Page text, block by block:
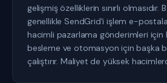
gelişmiş özelliklerin sınırlı olmasıdır.
genellikle SendGrid'i işlem e-
hacimli pazarlama gönderimleri için
besleme ve otomasyon için başka
çalıştırır. Maliyet de yüksek